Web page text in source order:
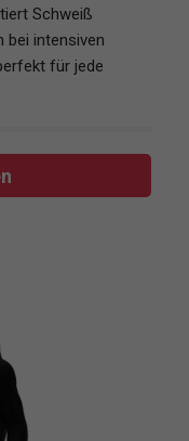
Schweiß
bei intensiven
für jede